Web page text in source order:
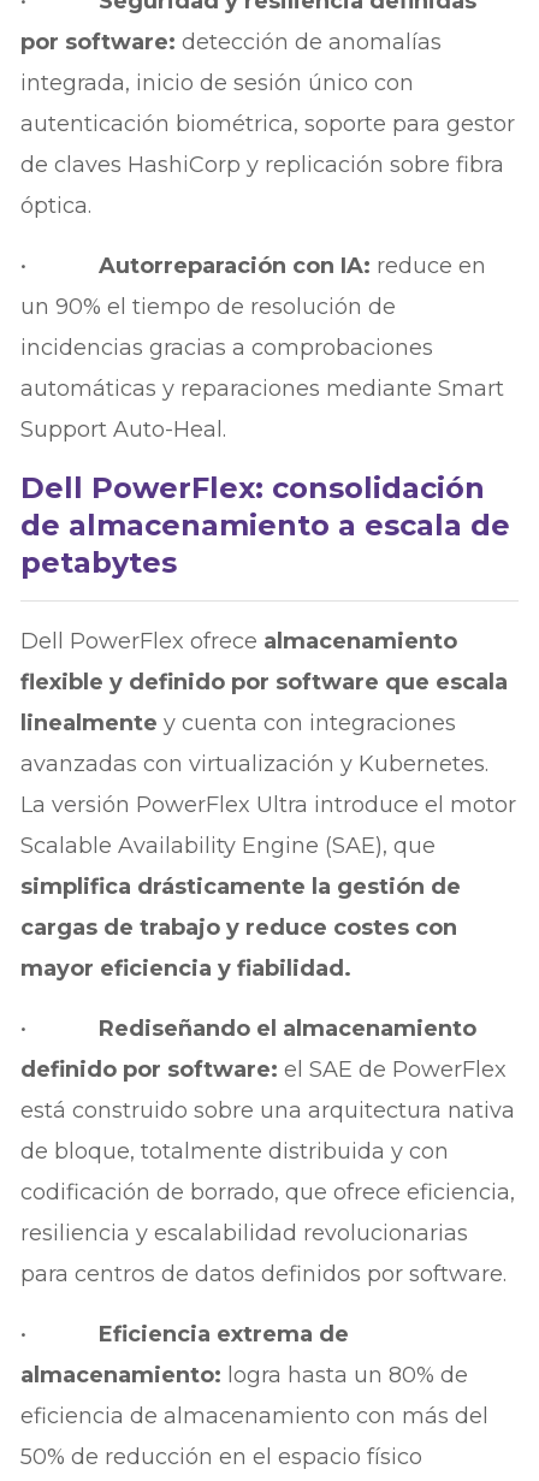
por software:detección de anomalías
integrada, inicio de sesión único con
autenticación biométrica, soporte para gestor
de claves HashiCorp y replicación sobre fibra
óptica.
• Autorreparación con IA: reduce en
un 90% el tiempo de resolución de
incidencias gracias a comprobaciones
automáticas y reparaciones mediante Smart
Support Auto-Heal.
Dell PowerFlex: consolidación
de almacenamiento a escala de
petabytes
Dell PowerFlex ofrece almacenamiento
flexible y definido por software que escala
linealmente y cuenta con integraciones
avanzadas con virtualización y Kubernetes.
La versión PowerFlex Ultra introduce el motor
Scalable Availability Engine (SAE), que
simplifica drásticamente la gestión de
cargas de trabajo y reduce costes con
mayor eficiencia y fiabilidad.
•
Rediseñando el almacenamiento
definido por software: el SAE de PowerFlex
está construido sobre una arquitectura nativa
de bloque, totalmente distribuida y con
codificación de borrado, que ofrece eficiencia,
resiliencia y escalabilidad revolucionarias
para centros de datos definidos por software.
• Eficiencia extrema de
almacenamiento: logra hasta un 80% de
eficiencia de almacenamiento con más del
50% de reducción en el espacio físico